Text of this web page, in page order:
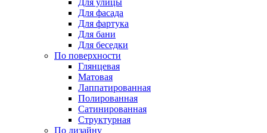
Для улицы
Для фасада
Для фартука
Для бани
Для беседки
По поверхности
Глянцевая
Матовая
Лаппатированная
Полированная
Сатинированная
Структурная
По дизайну